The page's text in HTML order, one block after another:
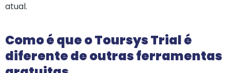
atual.
Como é que o Toursys Trial é
diferente de outras ferramentas